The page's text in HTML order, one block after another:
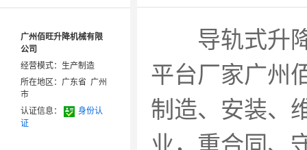
广州佰旺升降机械有限
公司
经营模式：生产制造
所在地区：广东省 广州
市
认证信息：
身份认
证
导轨式升降
平台厂家广州
制造、安装
业，重合同、